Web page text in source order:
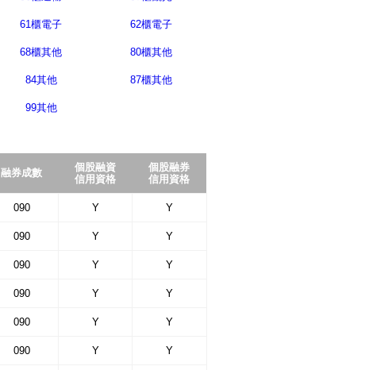
61櫃電子 62櫃電子
68櫃其他 80櫃其他
84其他 87櫃其他
99其他
融券成數
個股融資
信用資格
個股融券
信用資格
090 Y Y
090 Y Y
090 Y Y
090 Y Y
090 Y Y
090 Y Y